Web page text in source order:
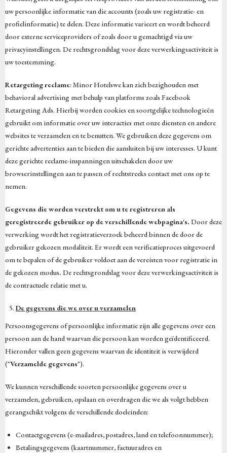
uw persoonlijke informatie van die accounts (zoals uw registratie- en
profielinformatie) te delen. Deze informatie varieert en wordt beheerd
door externe serviceproviders of zoals door u gemachtigd via uw
privacyinstellingen. De rechtsgrondslag voor deze verwerkingsactiviteit is
uw toestemming.
Retargeting reclame: Minor Hotelswe kan zich bezighouden met
behavioral advertising met behulp van platforms zoals Facebook
Retargeting Ads. Hierbij worden cookies en soortgelijke technologieën
gebruikt om informatie over uw interacties met onze diensten en andere
websites te verzamelen en te benutten. We gebruiken deze gegevens om
gerichte advertenties aan te bieden die aansluiten bij uw interesses. U kunt
deze gerichte reclame-inspanningen uitschakelen door uw
browserinstellingen aan te passen of rechtstreeks contact met ons op te
nemen.
Gegevens die worden verstrekt om u te registreren als
geregistreerde gebruiker op de verschillende webpagina's. Door deze
verwerking wordt het registratieverzoek beheerd binnen de door de
gebruiker gekozen modaliteit. Er wordt een verificatieproces uitgevoerd
om te bepalen of de gebruiker voldoet aan de vereisten voor registratie in
de gekozen modus. De rechtsgrondslag voor deze verwerkingsactiviteit is
de contractuele relatie met u.
De gegevens die we over u verzamelen
Persoonsgegevens of persoonlijke informatie zijn alle gegevens over een
persoon aan de hand waarvan die persoon kan worden geïdentificeerd.
Hieronder vallen geen gegevens waarvan de identiteit is verwijderd
("Verzamelde gegevens").
We kunnen verschillende soorten persoonlijke gegevens over u
verzamelen, gebruiken, opslaan en overdragen die we als volgt hebben
gerangschikt volgens de verschillende doeleinden:
Contactgegevens (e-mailadres, postadres, land en telefoonnummer);
Betalingsgegevens (kaartnummer, factuuradres en